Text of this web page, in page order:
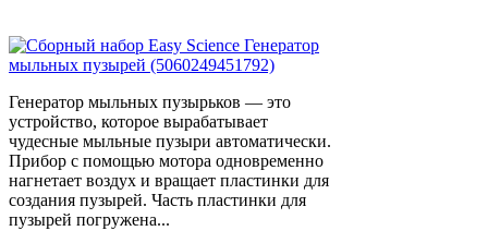
Генератор мыльных пузырьков — это
устройство, которое вырабатывает
чудесные мыльные пузыри автоматически.
Прибор с помощью мотора одновременно
нагнетает воздух и вращает пластинки для
создания пузырей. Часть пластинки для
пузырей погружена...